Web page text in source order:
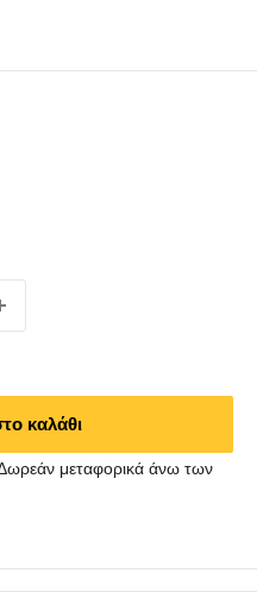
καλάθι
μεταφορικά άνω των